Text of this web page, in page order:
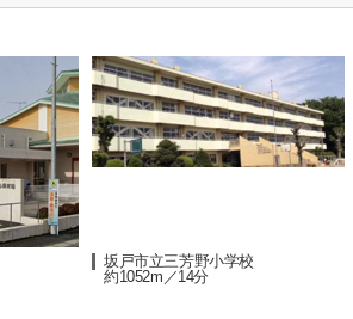
坂戸市立三芳野小学校
約1052m／14分